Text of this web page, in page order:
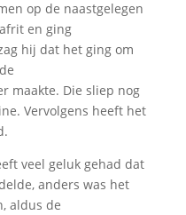
op de naastgelegen
en ging
hij dat het ging om
maakte. Die sliep nog
Vervolgens heeft het
veel geluk gehad dat
anders was het
aldus de